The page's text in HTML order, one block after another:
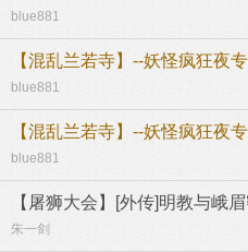
blue881
【混乱兰若寺】--妖怪疯狂夜
blue881
【混乱兰若寺】--妖怪疯狂夜
blue881
【屠狮大会】[外传]明教与峨
朱一剑